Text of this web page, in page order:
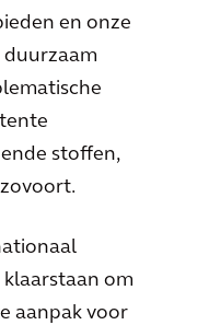
en onze
duurzaam
stoffen,
om
aanpak voor